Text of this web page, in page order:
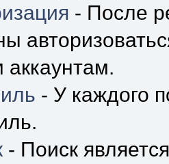
- После
аккаунтам.
- У каждого
- Поиск